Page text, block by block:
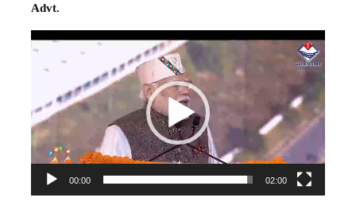
Advt.
Video
00:00 02:00